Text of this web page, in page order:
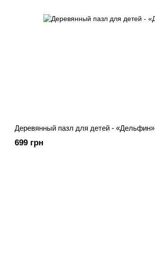
Деревянный пазл для детей - «Дельфин»
699 грн